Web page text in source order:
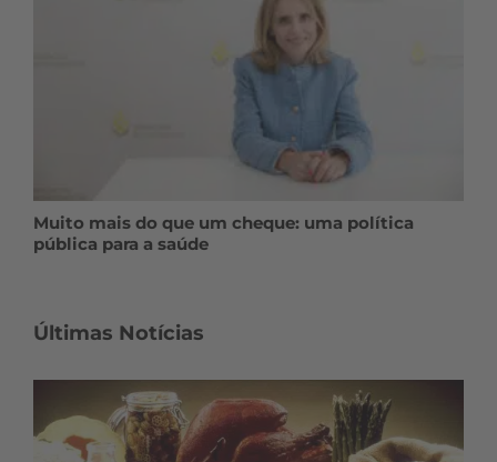
Muito mais do que um cheque: uma política
pública para a saúde
Últimas Notícias